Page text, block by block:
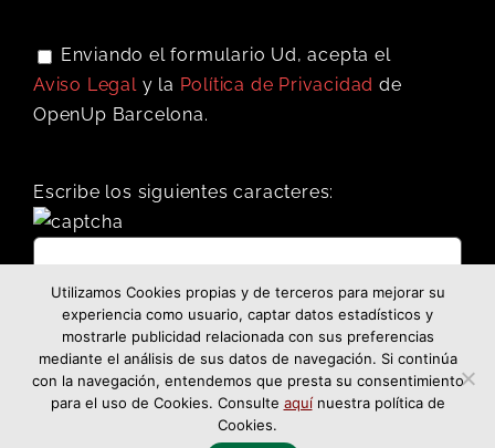
Enviando el formulario Ud, acepta el
Aviso Legaly la Política de Privacidad de
OpenUp Barcelona.
Escribe los siguientes caracteres:
Utilizamos Cookies propias y de terceros para mejorar su
experiencia como usuario, captar datos estadísticos y
mostrarle publicidad relacionada con sus preferencias
mediante el análisis de sus datos de navegación. Si continúa
con la navegación, entendemos que presta su consentimiento
para el uso de Cookies. Consulte aquínuestra política de
Cookies.